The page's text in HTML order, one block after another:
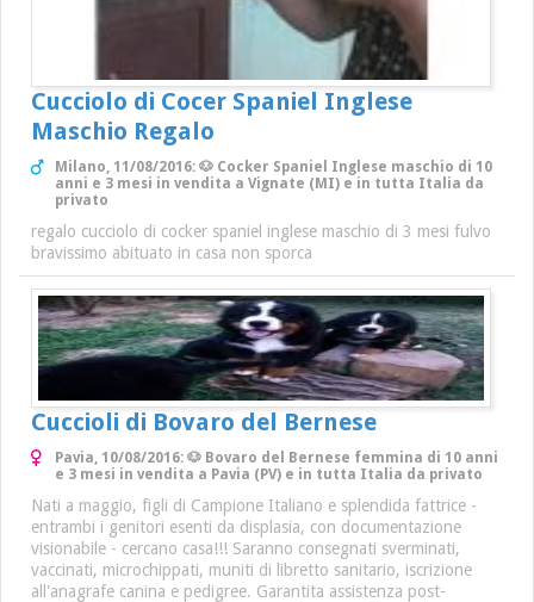
Cucciolo di Cocer Spaniel Inglese
Maschio Regalo
Milano, 11/08/2016: 🐶 Cocker Spaniel Inglese maschio di 10
anni e 3 mesi in vendita a Vignate (MI) e in tutta Italia da
privato
regalo cucciolo di cocker spaniel inglese maschio di 3 mesi fulvo
bravissimo abituato in casa non sporca
Cuccioli di Bovaro del Bernese
Pavia, 10/08/2016: 🐶 Bovaro del Bernese femmina di 10 anni
e 3 mesi in vendita a Pavia (PV) e in tutta Italia da privato
Nati a maggio, figli di Campione Italiano e splendida fattrice -
entrambi i genitori esenti da displasia, con documentazione
visionabile - cercano casa!!! Saranno consegnati sverminati,
vaccinati, microchippati, muniti di libretto sanitario, iscrizione
all'anagrafe canina e pedigree. Garantita assistenza post-